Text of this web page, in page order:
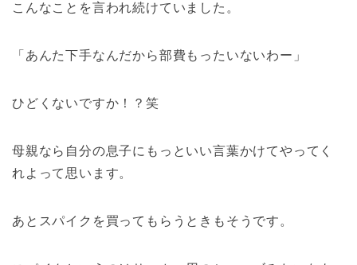
こんなことを言われ続けていました。
「あんた下手なんだから部費もったいないわー」
ひどくないですか！？笑
母親なら自分の息子にもっといい言葉かけてやってく
れよって思います。
あとスパイクを買ってもらうときもそうです。